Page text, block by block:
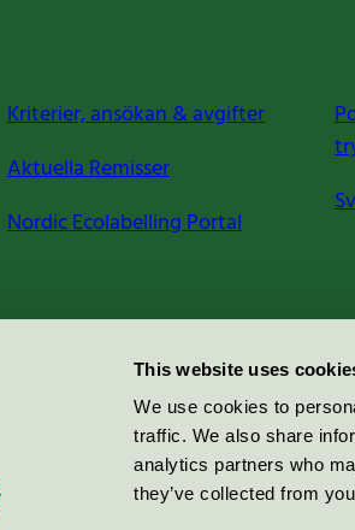
This website uses
We use cookies to
traffic. We also share
analytics partners who
they’ve collected from
Kriterier, ansökan & avgifter
Aktuella Remisser
Nordic Ecolabelling Portal
Sverige AB